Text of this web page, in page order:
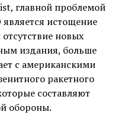
главной проблемой
истощение
новых
издания, больше
с американскими
ракетного
составляют
обороны.